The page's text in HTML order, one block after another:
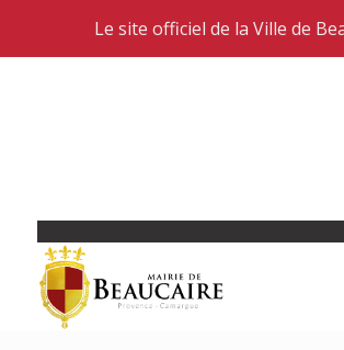
Le site officiel de la Ville de